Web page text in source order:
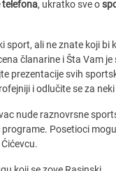
telefona, ukratko sve o
sport, ali ne znate koji bi
članarine i Šta Vam
prezentacije svih
i odlučite se za
nude raznovrsne
Posetioci